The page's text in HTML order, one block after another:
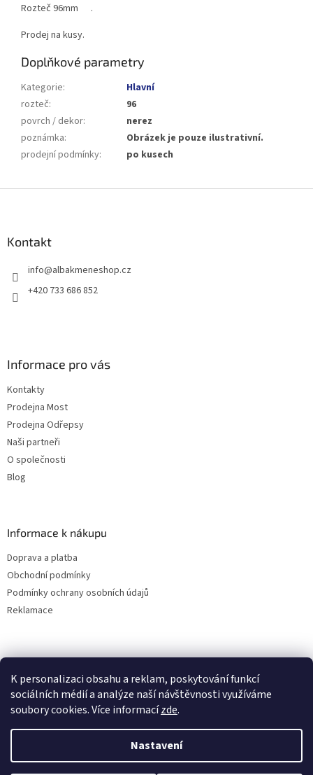
K personalizaci obsahu a reklam, poskytování funkcí
sociálních médií a analýze naší návštěvnosti využíváme
soubory cookies. Více informacízde.
Nastavení
Rozteč 96mm .
Prodej na kusy.
Doplňkové parametry
Kategorie:
Hlavní
rozteč:
96
povrch / dekor:
nerez
poznámka:
Obrázek je pouze ilustrativní.
prodejní podmínky: po kusech
Kontakt
info@albakmeneshop.cz
+420 733 686 852
Informace pro vás
Kontakty
Prodejna Most
Prodejna Odřepsy
Naši partneři
O společnosti
Blog
Informace k nákupu
Doprava a platba
Obchodní podmínky
Podmínky ochrany osobních údajů
Reklamace